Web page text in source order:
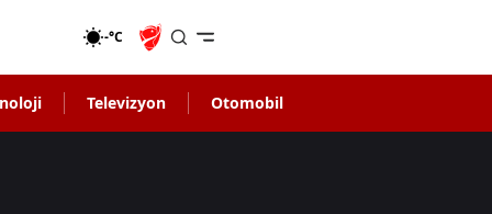
-°C
Televizyon Otomobil